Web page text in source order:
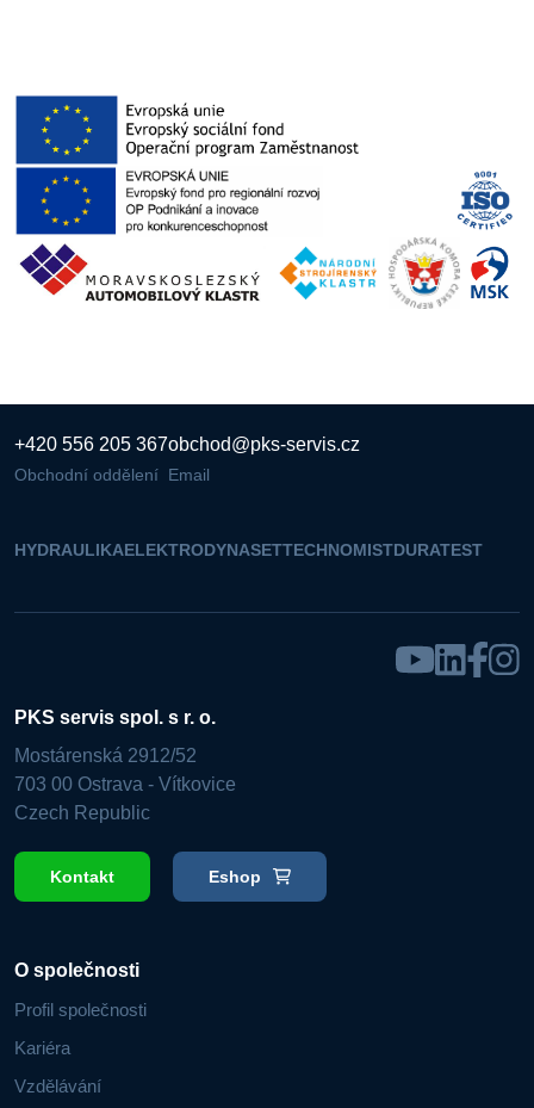
+420 556 205 367
Obchodní oddělení
obchod@pks-servis.cz
Email
HYDRAULIKAELEKTRODYNASETTECHNOMISTDURATEST
PKS servis spol. s r. o.
Mostárenská 2912/52
703 00 Ostrava - Vítkovice
Czech Republic
Kontakt Eshop
O společnosti
Profil společnosti
Kariéra
Vzdělávání